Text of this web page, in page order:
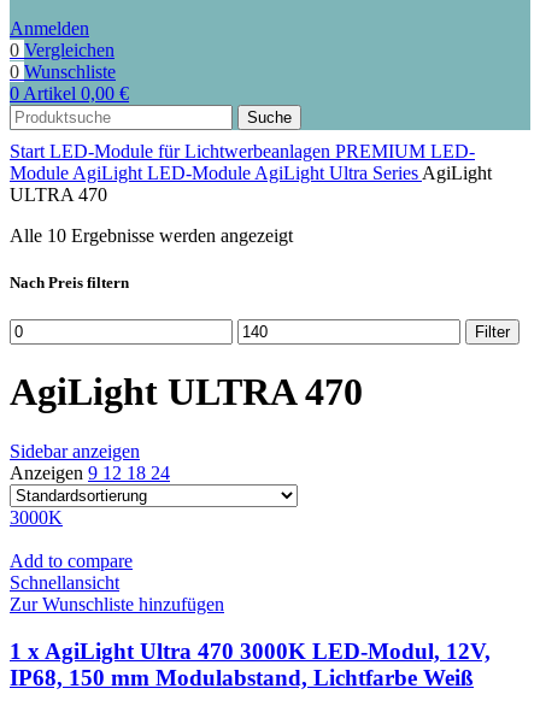
Anmelden
0 Vergleichen
0 Wunschliste
0 Artikel 0,00 €
Suche
Start LED-Module für Lichtwerbeanlagen PREMIUM LED-
Module AgiLight LED-Module AgiLight Ultra Series AgiLight
ULTRA 470
Alle 10 Ergebnisse werden angezeigt
Nach Preis filtern
Min.
Preis
Max.
Preis
Filter
AgiLight ULTRA 470
Sidebar anzeigen
Anzeigen 9 12 18 24
3000K
Add to compare
Schnellansicht
Zur Wunschliste hinzufügen
1 x AgiLight Ultra 470 3000K LED-Modul, 12V,
IP68, 150 mm Modulabstand, Lichtfarbe Weiß